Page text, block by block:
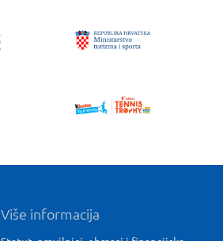
Više informacija